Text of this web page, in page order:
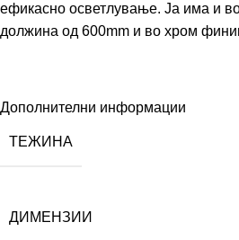
ефикасно осветлување. Ја има и
должина од 600mm и во хром
Дополнителни информации
ТЕЖИНА
ДИМЕНЗИИ